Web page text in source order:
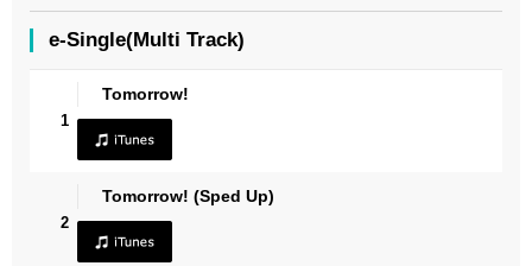
e-Single(Multi Track)
1
Tomorrow!
2
Tomorrow! (Sped Up)